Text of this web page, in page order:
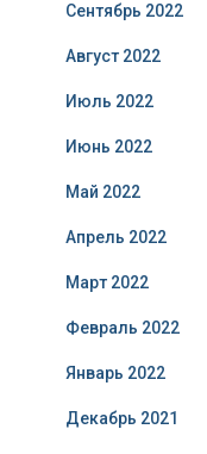
Сентябрь 2022
Август 2022
Июль 2022
Июнь 2022
Май 2022
Апрель 2022
Март 2022
Февраль 2022
Январь 2022
Декабрь 2021